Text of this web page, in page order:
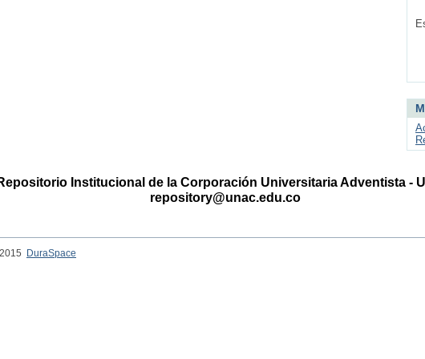
Institucional de la Corporación Universitaria Adventista -
repository@unac.edu.co
DuraSpace